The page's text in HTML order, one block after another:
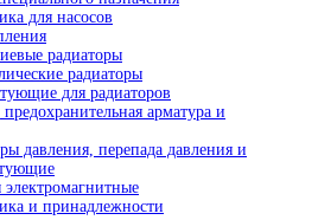
для насосов
радиаторы
радиаторы
для радиаторов
арматура и
давления, перепада давления и
и принадлежности